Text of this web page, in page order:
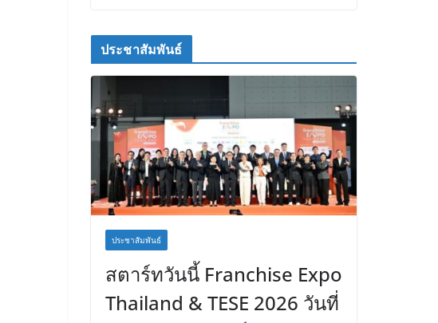
ประชาสัมพันธ์
ประชาสัมพันธ์
สตาร์ทวันนี้ Franchise Expo
Thailand & TESE 2026 วันที่